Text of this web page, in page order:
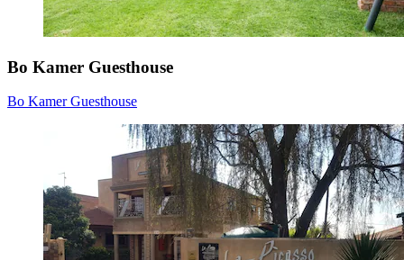
Bo Kamer Guesthouse
Bo Kamer Guesthouse